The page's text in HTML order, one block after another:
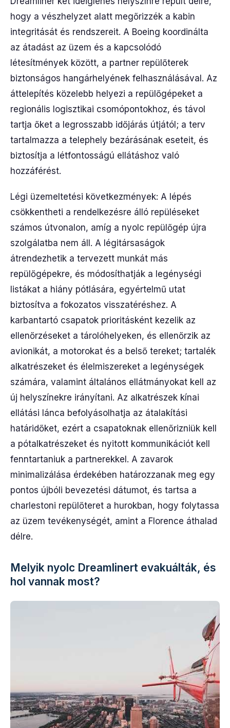
hogy a vészhelyzet alatt megőrizzék a kabin
integritását és rendszereit. A Boeing koordinálta
az átadást az üzem és a kapcsolódó
létesítmények között, a partner repülőterek
biztonságos hangárhelyének felhasználásával. Az
áttelepítés közelebb helyezi a repülőgépeket a
regionális logisztikai csomópontokhoz, és távol
tartja őket a legrosszabb időjárás útjától; a terv
tartalmazza a telephely bezárásának eseteit, és
biztosítja a létfontosságú ellátáshoz való
hozzáférést.
Légi üzemeltetési következmények: A lépés
csökkentheti a rendelkezésre álló repüléseket
számos útvonalon, amíg a nyolc repülőgép újra
szolgálatba nem áll. A légitársaságok
átrendezhetik a tervezett munkát más
repülőgépekre, és módosíthatják a legénységi
listákat a hiány pótlására, egyértelmű utat
biztosítva a fokozatos visszatéréshez. A
karbantartó csapatok prioritásként kezelik az
ellenőrzéseket a tárolóhelyeken, és ellenőrzik az
avionikát, a motorokat és a belső tereket; tartalék
alkatrészeket és élelmiszereket a legénységek
számára, valamint általános ellátmányokat kell az
új helyszínekre irányítani. Az alkatrészek kínai
ellátási lánca befolyásolhatja az átalakítási
határidőket, ezért a csapatoknak ellenőrizniük kell
a pótalkatrészeket és nyitott kommunikációt kell
fenntartaniuk a partnerekkel. A zavarok
minimalizálása érdekében határozzanak meg egy
pontos újbóli bevezetési dátumot, és tartsa a
charlestoni repülőteret a hurokban, hogy folytassa
az üzem tevékenységét, amint a Florence áthalad
délre.
Melyik nyolc Dreamlinert evakuálták, és
hol vannak most?